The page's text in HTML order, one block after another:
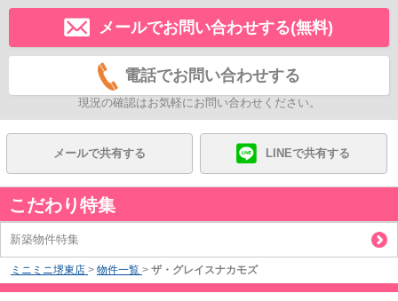
メールでお問い合わせする(無料)
電話でお問い合わせする
現況の確認はお気軽にお問い合わせください。
メールで共有する LINEで共有する
こだわり特集
新築物件特集
ミニミニ堺東店 > 物件一覧 > ザ・グレイスナカモズ